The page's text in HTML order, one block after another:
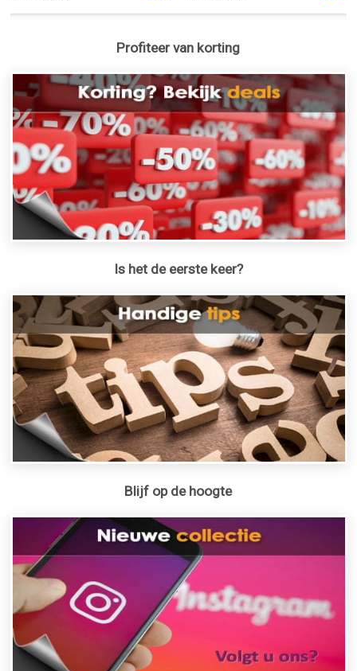
Profiteer van korting
Is het de eerste keer?
Blijf op de hoogte